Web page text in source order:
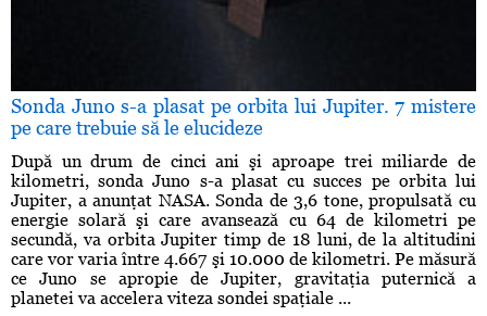
Sonda Juno s-a plasat pe orbita lui Jupiter. 7 mistere
pe care trebuie să le elucideze
După un drum de cinci ani şi aproape trei miliarde de
kilometri, sonda Juno s-a plasat cu succes pe orbita lui
Jupiter, a anunţat NASA. Sonda de 3,6 tone, propulsată cu
energie solară şi care avansează cu 64 de kilometri pe
secundă, va orbita Jupiter timp de 18 luni, de la altitudini
care vor varia între 4.667 şi 10.000 de kilometri. Pe măsură
ce Juno se apropie de Jupiter, gravitaţia puternică a
planetei va accelera viteza sondei spaţiale ...